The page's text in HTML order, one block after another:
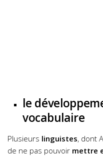
le
vocabulaire
Plusieurs linguistes, dont
de ne pas pouvoir mettre